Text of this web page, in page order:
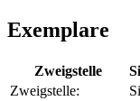
Exemplare
Zweigstelle
Zweigstelle: